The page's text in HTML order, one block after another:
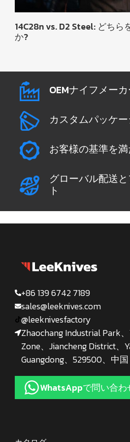
14C28n vs. D2 Steel: どちら
か?
OEMナイフメー
カスタムパッケ
お客様の基準を
グローバル配送
ト
+86 139 6742 7189
sales@leeknives.com
@leeknivesfactory
Zhaochang Industrial Park
Zone、Jiancheng District、
Guangdong、529500、中国
WhatsAppで問い合わ